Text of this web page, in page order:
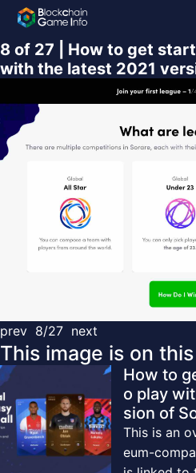
8 of 27 | How to get
with the latest 2021
prev 8/27 next
This image is on
How to
o play
sion of
This is an
eum-